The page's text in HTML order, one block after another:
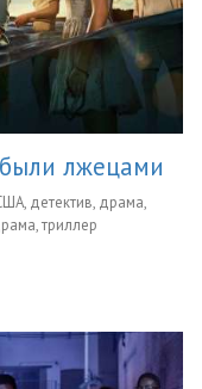
лжецами
детектив, драма,
триллер